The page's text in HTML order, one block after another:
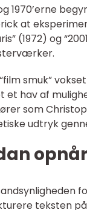
1970’erne
at
(1972) og
smuk”
et hav af
som
udtryk
teksten